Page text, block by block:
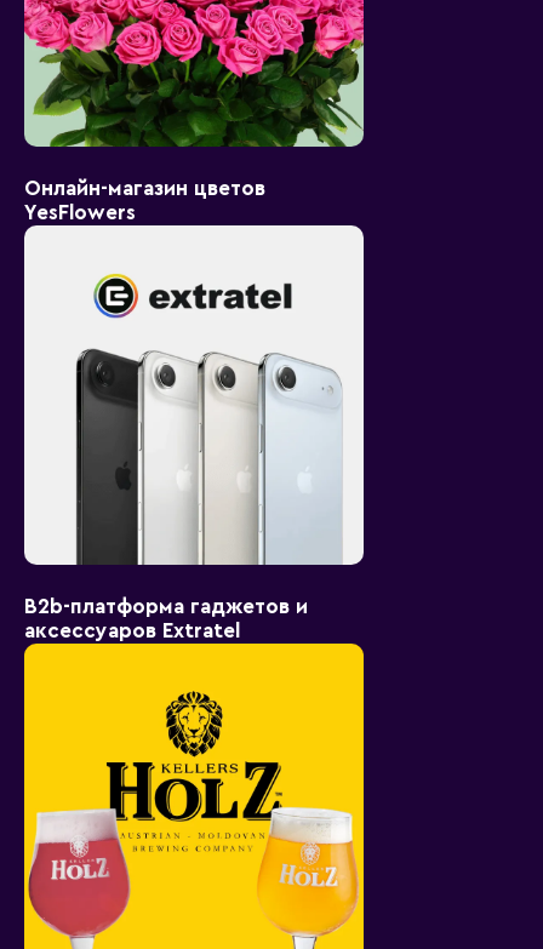
Онлайн-магазин цветов
YesFlowers
B2b-платформа гаджетов и
аксессуаров Extratel